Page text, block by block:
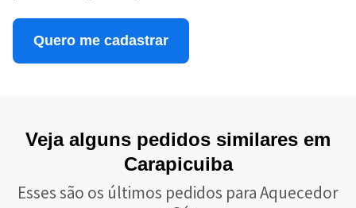
Quero me cadastrar
Veja alguns pedidos similares em
Carapicuiba
Esses são os últimos pedidos para Aquecedor